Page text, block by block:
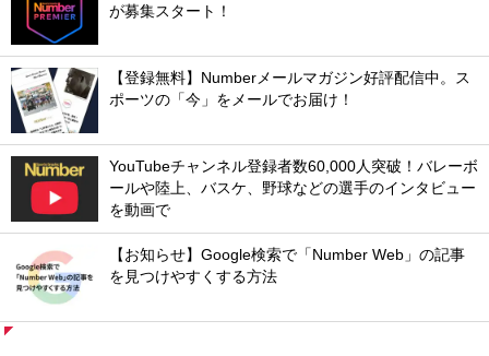
が募集スタート！
【登録無料】Numberメールマガジン好評配信中。ス
ポーツの「今」をメールでお届け！
YouTubeチャンネル登録者数60,000人突破！バレーボ
ールや陸上、バスケ、野球などの選手のインタビュー
を動画で
【お知らせ】Google検索で「Number Web」の記事
を見つけやすくする方法